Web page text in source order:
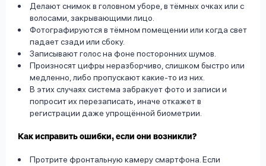
Делают снимок в головном уборе, в тёмных очках или с
волосами, закрывающими лицо.
Фотографируются в тёмном помещении или когда свет
падает сзади или сбоку.
Записывают голос на фоне посторонних шумов.
Произносят цифры неразборчиво, слишком быстро или
медленно, либо пропускают какие-то из них.
В этих случаях система забракует фото и записи и
попросит их перезаписать, иначе откажет в
регистрации даже упрощённой биометрии.
Как исправить ошибки, если они возникли?
Протрите фронтальную камеру смартфона. Если